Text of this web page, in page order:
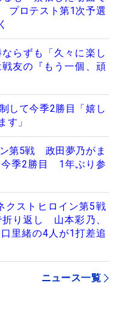
プロテスト第1次予選
らずも「久々に楽し
友の『もう一個、頑
して今季2勝目「嬉し
す」
第5戦 政田夢乃がま
今季2勝目 1年ぶり参
クストヒロイン第5戦
り返し 山本彩乃、
里緒の4人が1打差追
ニュース一覧